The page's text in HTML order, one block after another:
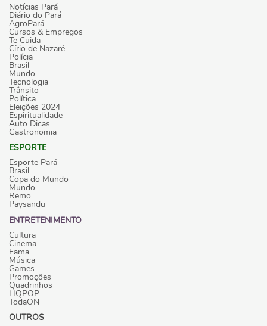
Notícias Pará
Diário do Pará
AgroPará
Cursos & Empregos
Te Cuida
Círio de Nazaré
Polícia
Brasil
Mundo
Tecnologia
Trânsito
Política
Eleições 2024
Espiritualidade
Auto Dicas
Gastronomia
ESPORTE
Esporte Pará
Brasil
Copa do Mundo
Mundo
Remo
Paysandu
ENTRETENIMENTO
Cultura
Cinema
Fama
Música
Games
Promoções
Quadrinhos
HQPOP
TodaON
OUTROS